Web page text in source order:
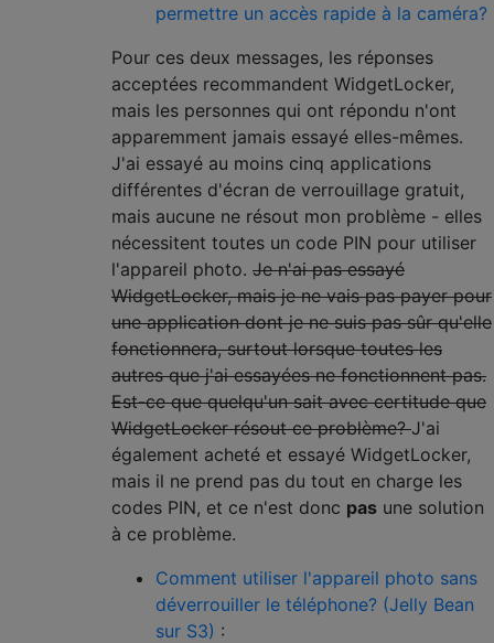
permettre un accès rapide à la caméra?
Pour ces deux messages, les réponses
acceptées recommandent WidgetLocker,
mais les personnes qui ont répondu n'ont
apparemment jamais essayé elles-mêmes.
J'ai essayé au moins cinq applications
différentes d'écran de verrouillage gratuit,
mais aucune ne résout mon problème - elles
nécessitent toutes un code PIN pour utiliser
l'appareil photo. Je n'ai pas essayé
WidgetLocker, mais je ne vais pas payer pour
une application dont je ne suis pas sûr qu'elle
fonctionnera, surtout lorsque toutes les
autres que j'ai essayées ne fonctionnent pas.
Est-ce que quelqu'un sait avec certitude que
WidgetLocker résout ce problème?J'ai
également acheté et essayé WidgetLocker,
mais il ne prend pas du tout en charge les
codes PIN, et ce n'est donc pas une solution
à ce problème.
Comment utiliser l'appareil photo sans
déverrouiller le téléphone? (Jelly Bean
sur S3) :